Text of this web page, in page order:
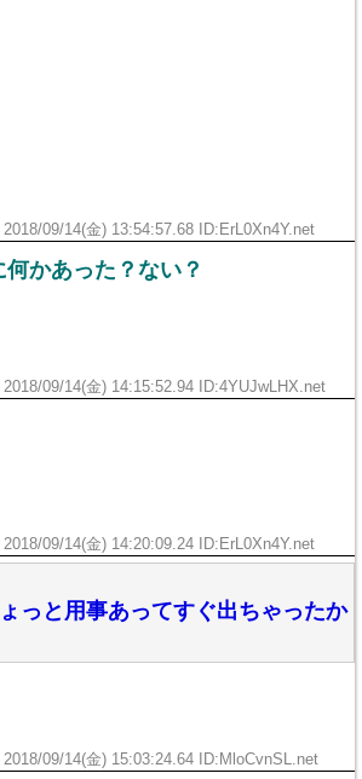
2018/09/14(金) 13:54:57.68 ID:ErL0Xn4Y.net
かあった？ない？
2018/09/14(金) 14:15:52.94 ID:4YUJwLHX.net
2018/09/14(金) 14:20:09.24 ID:ErL0Xn4Y.net
っと用事あってすぐ出ちゃったか
2018/09/14(金) 15:03:24.64 ID:MloCvnSL.net